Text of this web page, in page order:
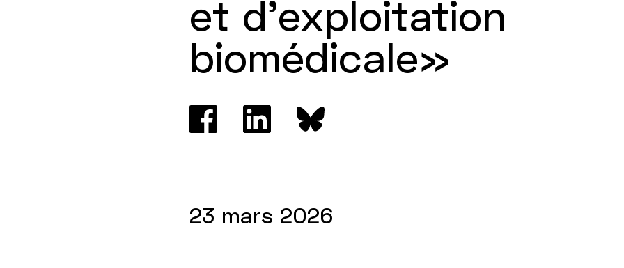
et d'exploitation
biomédicale»
23 mars 2026